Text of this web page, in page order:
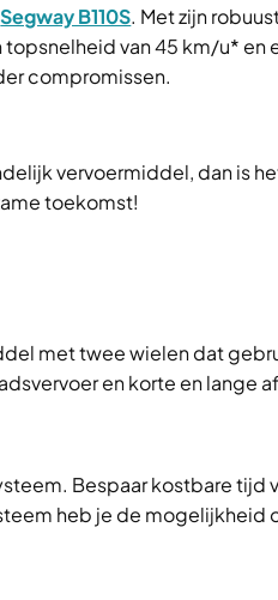
Segway B110S. Met zijn
van 45 km/u* en
compromissen.
vervoermiddel, dan is
toekomst!
met twee wielen dat
en korte en lange
Bespaar kostbare tijd
heb je de mogelijkheid